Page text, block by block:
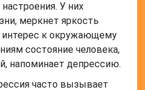
У них
меркнет яркость
интерес к окружающему
состояние человека,
напоминает депрессию.
часто вызывает